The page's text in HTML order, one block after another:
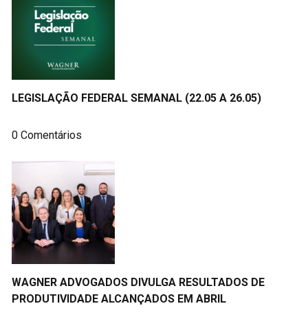
LEGISLAÇÃO FEDERAL SEMANAL (22.05 A 26.05)
0 Comentários
WAGNER ADVOGADOS DIVULGA RESULTADOS DE
PRODUTIVIDADE ALCANÇADOS EM ABRIL